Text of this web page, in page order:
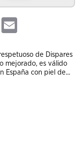
WhatsApp
de Dispares
mejorado, es válido
con piel de...